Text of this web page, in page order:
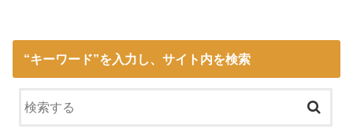
“キーワード”を入力し、サイト内を検索